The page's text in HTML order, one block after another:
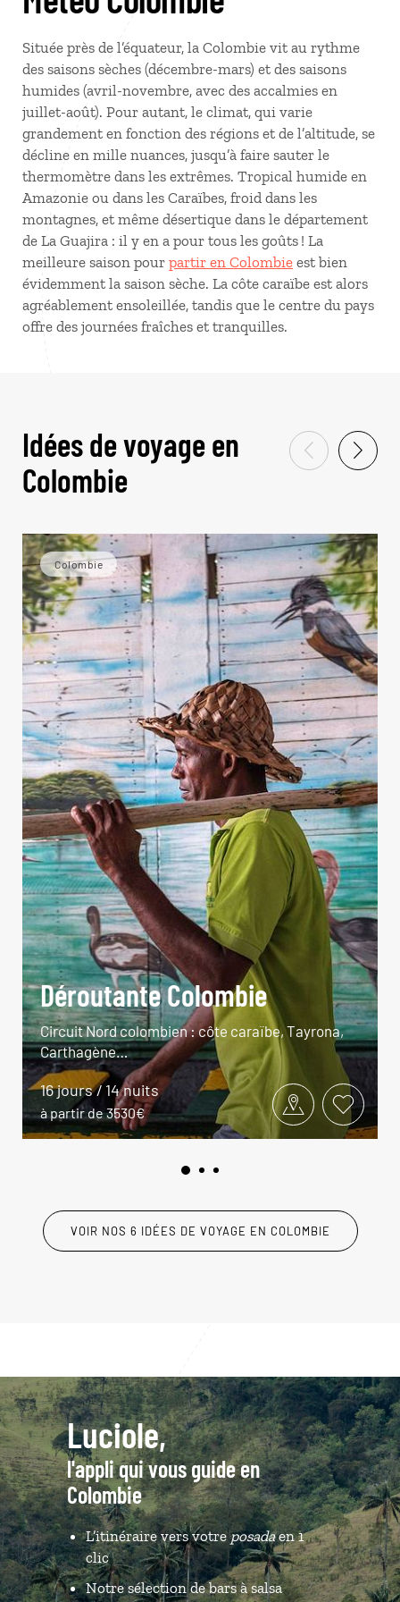
Située près de l’équateur, la Colombie vit au rythme
des saisons sèches (décembre-mars) et des saisons
humides (avril-novembre, avec des accalmies en
juillet-août). Pour autant, le climat, qui varie
grandement en fonction des régions et de l’altitude, se
décline en mille nuances, jusqu’à faire sauter le
thermomètre dans les extrêmes. Tropical humide en
Amazonie ou dans les Caraïbes, froid dans les
montagnes, et même désertique dans le département
de La Guajira : il y en a pour tous les goûts ! La
meilleure saison pour partir en Colombie est bien
évidemment la saison sèche. La côte caraïbe est alors
agréablement ensoleillée, tandis que le centre du pays
offre des journées fraîches et tranquilles.
Idées de voyage en
Colombie
Colombie
Déroutante Colombie
Circuit Nord colombien : côte caraïbe, Tayrona,
Carthagène…
16 jours / 14 nuits
à partir de 3530€
VOIR NOS 6 IDÉES DE VOYAGE EN COLOMBIE
Luciole,
l'appli qui vous guide en
Colombie
L’itinéraire vers votreposadaen 1
clic
Notre sélection de bars à salsa